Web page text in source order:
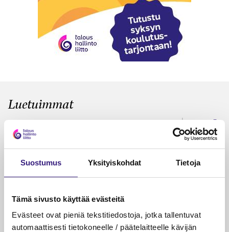
Suostumus Yksityiskohdat Tietoja
Tämä sivusto käyttää evästeitä
Evästeet ovat pieniä tekstitiedostoja, jotka tallentuvat
automaattisesti tietokoneelle / päätelaitteelle kävijän
Luetuimmat
VEROTUS
Kulu­veloitukset arvon­lisä­
verotuksessa – omien kulujen
veloitus, kulujen edelleen­
veloitus ja läpi­laskutus
Petri Salomaa